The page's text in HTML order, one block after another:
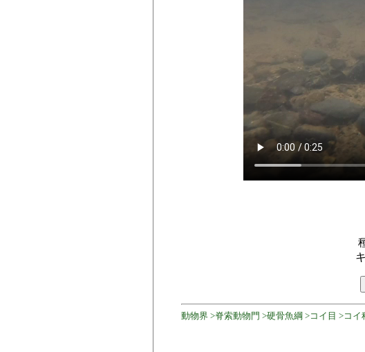
動物界 >脊索動物門 >硬骨魚綱 >コイ目 >コイ